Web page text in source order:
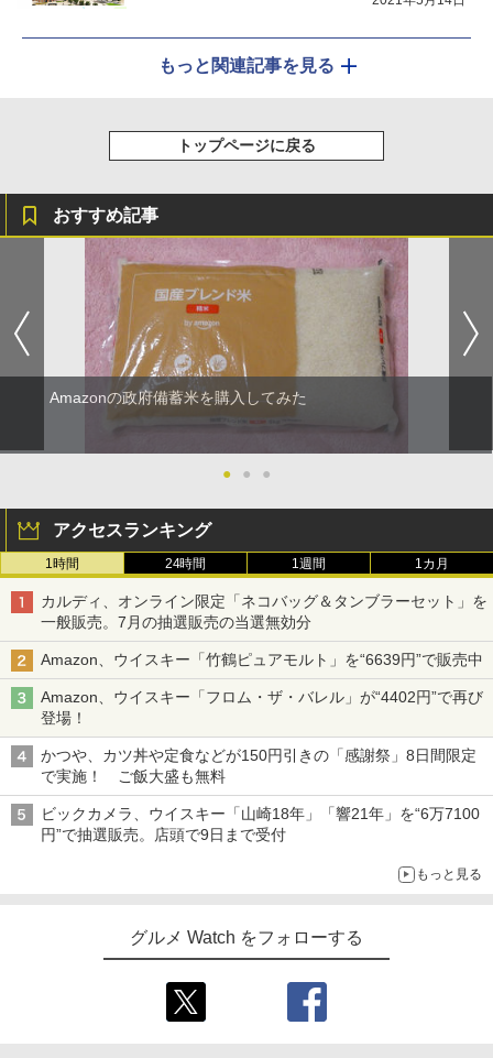
もっと関連記事を見る
トップページに戻る
おすすめ記事
Amazonの政府備蓄米を購入してみた
● ● ●
アクセスランキング
1時間 24時間 1週間 1カ月
カルディ、オンライン限定「ネコバッグ＆タンブラーセット」を
一般販売。7月の抽選販売の当選無効分
Amazon、ウイスキー「竹鶴ピュアモルト」を“6639円”で販売中
Amazon、ウイスキー「フロム・ザ・バレル」が“4402円”で再び
登場！
かつや、カツ丼や定食などが150円引きの「感謝祭」8日間限定
で実施！ ご飯大盛も無料
ビックカメラ、ウイスキー「山崎18年」「響21年」を“6万7100
円”で抽選販売。店頭で9日まで受付
もっと見る
グルメ Watch をフォローする